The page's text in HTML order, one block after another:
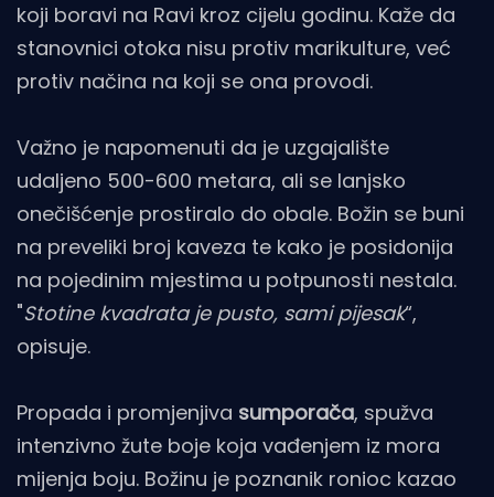
koji boravi na Ravi kroz cijelu godinu. Kaže da
stanovnici otoka nisu protiv marikulture, već
protiv načina na koji se ona provodi.
Važno je napomenuti da je uzgajalište
udaljeno 500-600 metara, ali se lanjsko
onečišćenje prostiralo do obale. Božin se buni
na preveliki broj kaveza te kako je posidonija
na pojedinim mjestima u potpunosti nestala.
"Stotine kvadrata je pusto, sami pijesak“,
opisuje.
Propada i promjenjiva sumporača, spužva
intenzivno žute boje koja vađenjem iz mora
mijenja boju. Božinu je poznanik ronioc kazao